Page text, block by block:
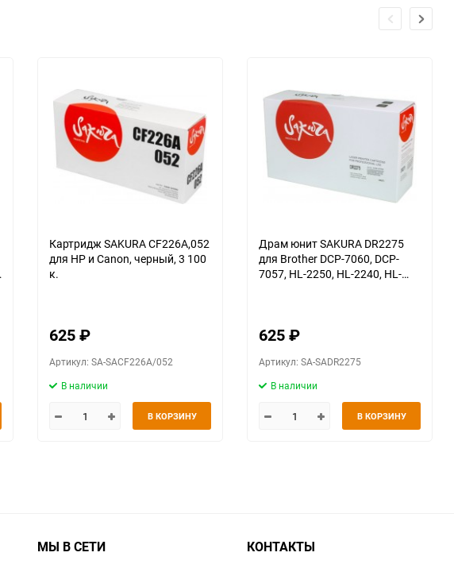
Картридж SAKURA CF226A,052
для HP и Canon, черный, 3 100
к.
625₽
Артикул: SA-SACF226A/052
В наличии
В КОРЗИНУ
Драм юнит SAKURA DR2275
для Brother DCP-7060, DCP-
7057, HL-2250, HL-2240, HL-
625₽
Артикул: SA-SADR2275
В наличии
В КОРЗИНУ
МЫ В СЕТИ КОНТАКТЫ